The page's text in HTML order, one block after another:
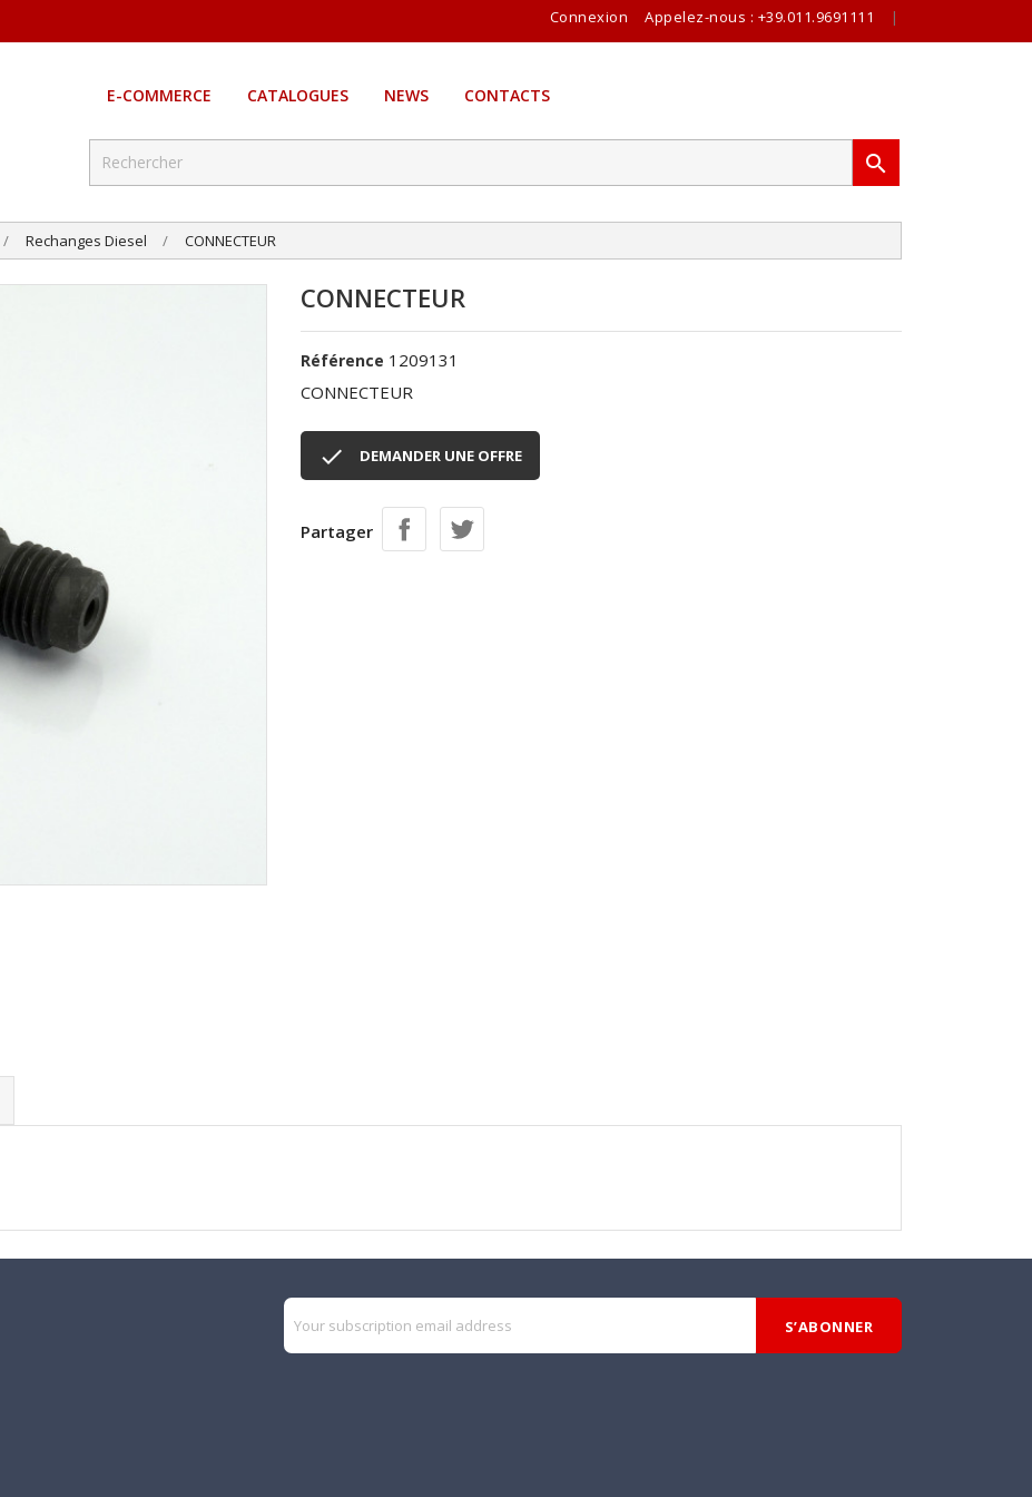
Connexion Appelez-nous : +39.011.9691111 |
E-COMMERCE CATALOGUES NEWS CONTACTS

Rechanges Diesel CONNECTEUR
CONNECTEUR
Référence 1209131
CONNECTEUR
 DEMANDER UNE OFFRE
Partager